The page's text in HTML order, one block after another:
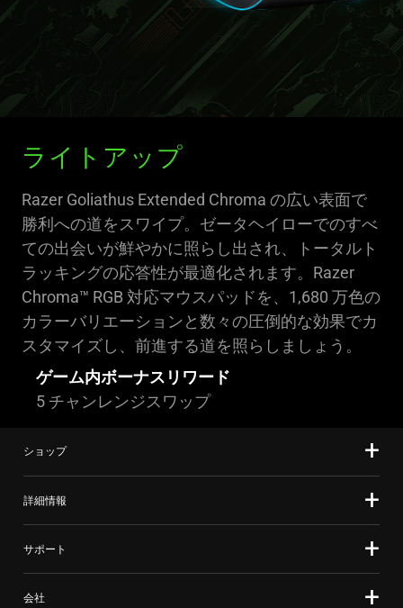
ライトアップ
Razer Goliathus Extended Chroma の広い表面で
勝利への道をスワイプ。ゼータヘイローでのすべ
ての出会いが鮮やかに照らし出され、トータルト
ラッキングの応答性が最適化されます。Razer
Chroma™ RGB 対応マウスパッドを、1,680 万色の
カラーバリエーションと数々の圧倒的な効果でカ
スタマイズし、前進する道を照らしましょう。
ゲーム内ボーナスリワード
5 チャンレンジスワップ
ショップ
詳細情報
サポート
会社